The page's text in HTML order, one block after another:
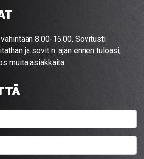
8.00-16.00. Sovitusti
ja sovit n. ajan ennen tuloasi,
muita asiakkaita.